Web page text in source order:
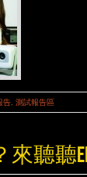
告, 測試報告區
聽